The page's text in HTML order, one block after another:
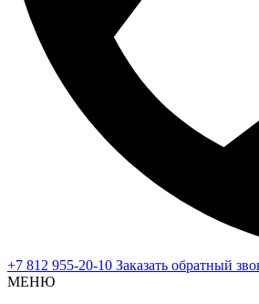
+7 812 955-20-10 Заказать обратный
МЕНЮ